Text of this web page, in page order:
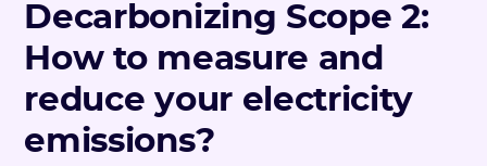
Decarbonizing Scope 2:
How to measure and
reduce your electricity
emissions?